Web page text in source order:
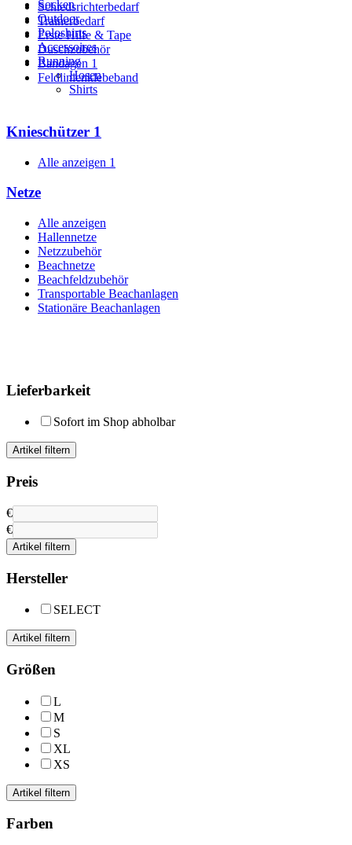
Socken
Outdoor
Poloshirts
Accessoires
Running
Hosen
Shirts
Schiedsrichterbedarf
Trainerbedarf
Erste Hilfe & Tape
Duschzubehör
Bandagen 1
Feldlinienklebeband
Knieschützer 1
Alle anzeigen 1
Netze
Alle anzeigen
Hallennetze
Netzzubehör
Beachnetze
Beachfeldzubehör
Transportable Beachanlagen
Stationäre Beachanlagen
Lieferbarkeit
Sofort im Shop abholbar
Artikel filtern
Preis
€
€
Artikel filtern
Hersteller
SELECT
Artikel filtern
Größen
L
M
S
XL
XS
Artikel filtern
Farben